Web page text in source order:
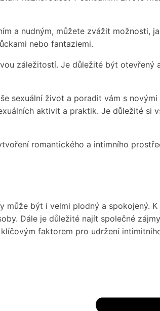
a nudným, můžete zvážit možnosti,
nebo fantaziemi.
záležitostí. Je důležité být
sexuální život a poradit vám s
aktivit a praktik. Je důležité
romantického a intimního
být i velmi plodný a spokojený.
Dále je důležité najít společné
faktorem pro udržení